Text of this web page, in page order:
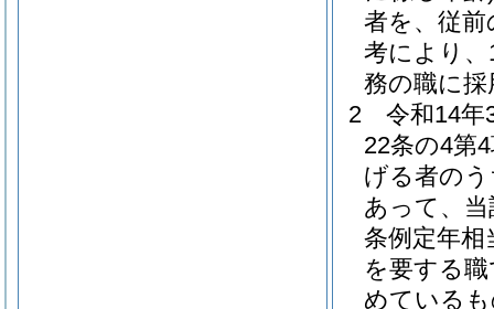
者を、従
考により
務の職に
2
令和14年
22条の4第
げる者の
あって、
条例定年相
を要する
めている